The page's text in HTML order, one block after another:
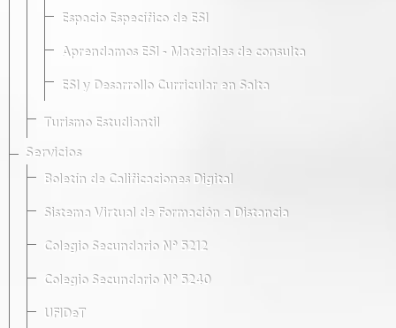
Espacio Específico de ESI
Aprendamos ESI - Materiales de consulta
ESI y Desarrollo Curricular en Salta
Turismo Estudiantil
Servicios
Boletín de Calificaciones Digital
Sistema Virtual de Formación a Distancia
Colegio Secundario Nº 5212
Colegio Secundario Nº 5240
UFIDeT